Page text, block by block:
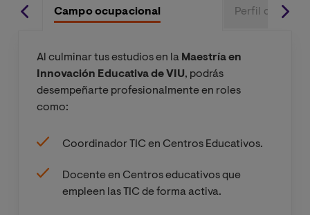
Campo ocupacional Perfil de
Al culminar tus estudios en la Maestría en
Innovación Educativa de VIU, podrás
desempeñarte profesionalmente en roles
como:
Coordinador TIC en Centros Educativos.
Docente en Centros educativos que
empleen las TIC de forma activa.